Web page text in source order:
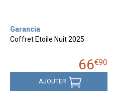
Garancia
Coffret Etoile Nuit 2025
66€90
AJOUTER